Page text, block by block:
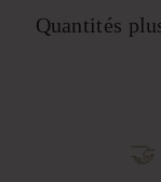
Quantités
🤝